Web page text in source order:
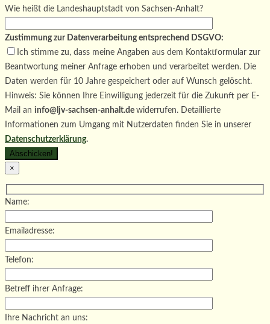
Wie heißt die Landeshauptstadt von Sachsen-Anhalt?
Zustimmung zur Datenverarbeitung entsprechend DSGVO:
Ich stimme zu, dass meine Angaben aus dem Kontaktformular zur
Beantwortung meiner Anfrage erhoben und verarbeitet werden. Die
Daten werden für 10 Jahre gespeichert oder auf Wunsch gelöscht.
Hinweis: Sie können Ihre Einwilligung jederzeit für die Zukunft per E-
Mail an info@ljv-sachsen-anhalt.de widerrufen. Detaillierte
Informationen zum Umgang mit Nutzerdaten finden Sie in unserer
Datenschutzerklärung.
×
Name:
Emailadresse:
Telefon:
Betreff ihrer Anfrage:
Ihre Nachricht an uns: